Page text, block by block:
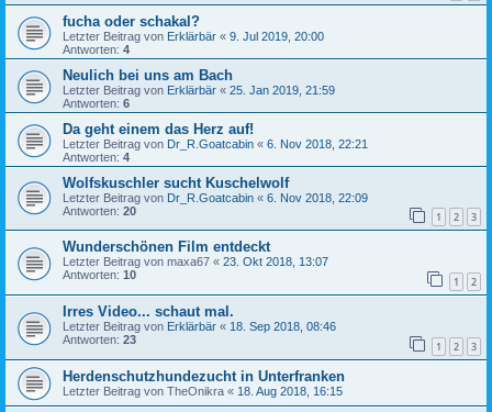
fucha oder schakal?
Letzter Beitrag von Erklärbär « 9. Jul 2019, 20:00
Antworten: 4
Neulich bei uns am Bach
Letzter Beitrag von Erklärbär « 25. Jan 2019, 21:59
Antworten: 6
Da geht einem das Herz auf!
Letzter Beitrag von Dr_R.Goatcabin « 6. Nov 2018, 22:21
Antworten: 4
Wolfskuschler sucht Kuschelwolf
Letzter Beitrag von Dr_R.Goatcabin « 6. Nov 2018, 22:09
Antworten: 20 1 2 3
Wunderschönen Film entdeckt
Letzter Beitrag von maxa67 « 23. Okt 2018, 13:07
Antworten: 10 1 2
Irres Video... schaut mal.
Letzter Beitrag von Erklärbär « 18. Sep 2018, 08:46
Antworten: 23 1 2 3
Herdenschutzhundezucht in Unterfranken
Letzter Beitrag von TheOnikra « 18. Aug 2018, 16:15